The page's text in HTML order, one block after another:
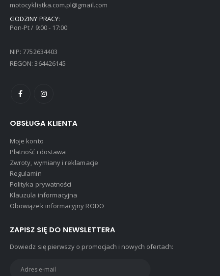
motocyklistka.com.pl@gmail.com
GODZINY PRACY:
Pon-Pt / 9:00 - 17:00
NIP: 7752634403
REGON: 364426145
OBSŁUGA KLIENTA
Moje konto
Płatność i dostawa
Zwroty, wymiany i reklamacje
Regulamin
Polityka prywatności
Klauzula informacyjna
Obowiązek informacyjny RODO
ZAPISZ SIĘ DO NEWSLETTERA
Dowiedz się pierwszy o promocjach i nowych ofertach: